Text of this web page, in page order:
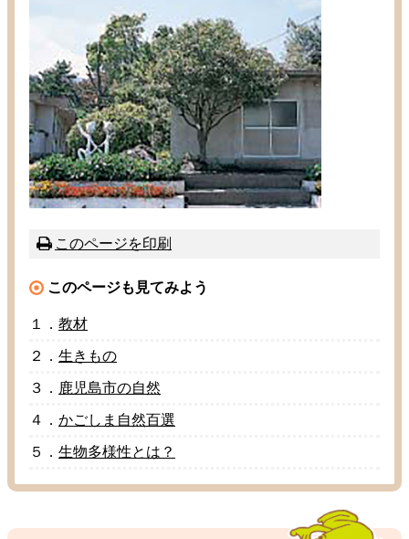
このページを印刷
このページも 見てみよう
１． 教材
２． 生きもの
３． 鹿児島市の自然
４． かごしま 自然百選
５． 生物多様性とは？